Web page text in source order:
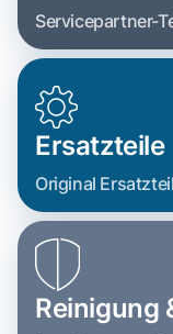
Servicepartner-
Ersatzteile
Original
Reinigung